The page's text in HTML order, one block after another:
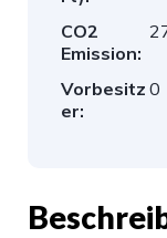
CO2
Emission:
Vorbesitz
er:
0